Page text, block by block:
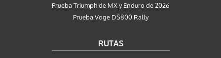
Prueba Triumph de MX y Enduro de 2026
Prueba Voge DS800 Rally
RUTAS